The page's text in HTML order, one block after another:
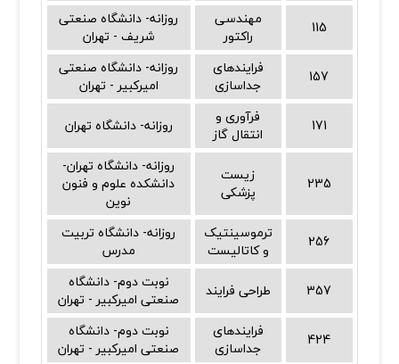
115
مهندسی
راکتور
روزانه- دانشگاه صنعتی
شریف - تهران
157
فرایندهای
جداسازی
روزانه- دانشگاه صنعتی
امیرکبیر - تهران
171
فرآوری و
انتقال گاز
روزانه- دانشگاه تهران
235
زیست
پزشکی
روزانه- دانشگاه تهران-
دانشکده علوم و فنون
نوین
256
ترموسینتیک
و کاتالیست
روزانه- دانشگاه تربیت
مدرس
357
طراحی فرایند
نوبت دوم- دانشگاه
صنعتی امیرکبیر - تهران
424
فرایندهای
جداسازی
نوبت دوم- دانشگاه
صنعتی امیرکبیر - تهران